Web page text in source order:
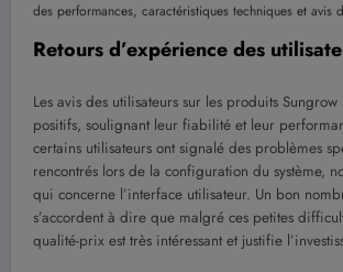
Retours d’expérience des
Les avis des utilisateurs sur les produits
positifs, soulignant leur fiabilité et leur
certains utilisateurs ont signalé des problèmes
rencontrés lors de la configuration du système,
qui concerne l’interface utilisateur. Un bon
s’accordent à dire que malgré ces petites
qualité-prix est très intéressant et justifie